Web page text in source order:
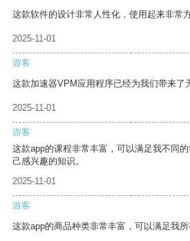
这款软件的设计非常人性化，使用起来非常方
2025-11-01
游客
这款加速器VPM应用程序已经为我们带来了
2025-11-01
游客
这款app的课程非常丰富，可以满足我不同
己感兴趣的知识。
2025-11-01
游客
这款app的商品种类非常丰富，可以满足我所